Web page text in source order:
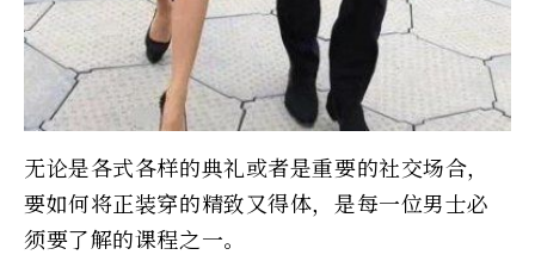
无论是各式各样的典礼或者是重要的社交场合，
要如何将正装穿的精致又得体，是每一位男士必
须要了解的课程之一。